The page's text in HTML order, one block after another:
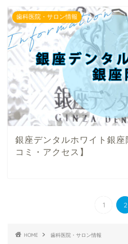
歯科医院・サロン情報
銀座デンタルホワイト銀
コミ・アクセス】
1 2
HOME 歯科医院・サロン情報